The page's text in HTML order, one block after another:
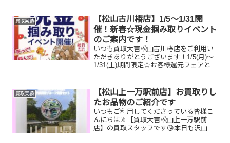
買取実績
【松山古川椿店】1/5～1/31開
催！新春☆現金掴み取りイベント
のご案内です！
いつも買取大吉松山古川椿店をご利用い
ただきありがとうございます！1/5(月)～
1/31(土)期間限定☆お客様還元フェアとし
のお客様限定でご参加いただけます😌(金
券...
買取実績
【松山上一万駅前店】お買取りし
たお品物のご紹介です
いつもご利用してくださっている皆様こ
んにちは🔆【買取大吉松山上一万駅前
店】の買取スタッフです😘本日も沢山の